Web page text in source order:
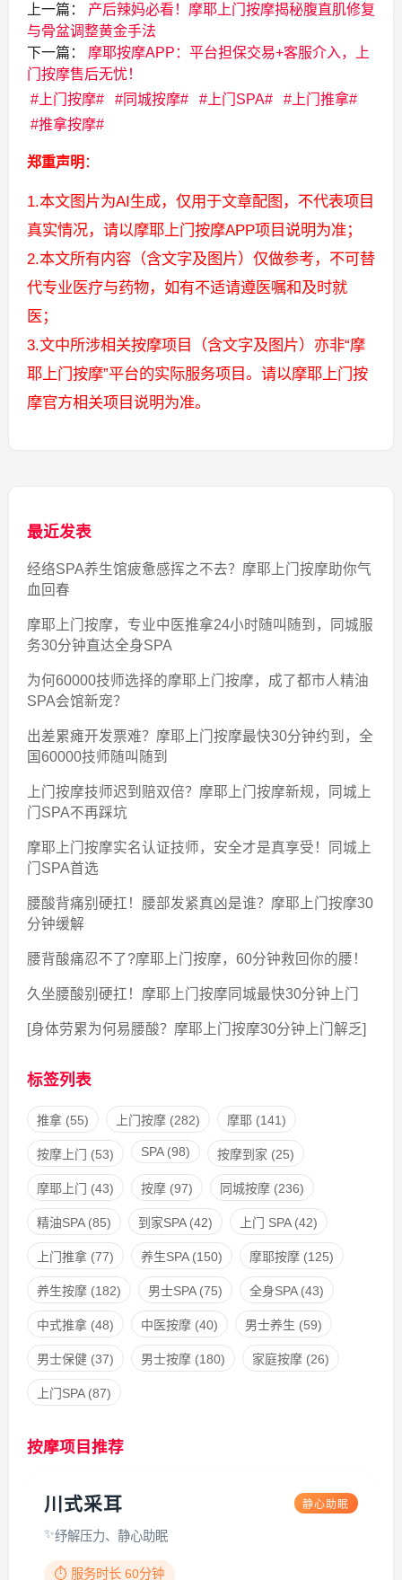
上一篇：
产后辣妈必看！摩耶上门按摩揭秘腹直肌修复
与骨盆调整黄金手法
下一篇：
摩耶按摩APP：平台担保交易+客服介入，上
门按摩售后无忧！
上门按摩
同城按摩 上门SPA
上门推拿
推拿按摩
郑重声明 ：
1.本文图片为AI生成，仅用于文章配图，不代表项目
真实情况，请以摩耶上门按摩APP项目说明为准；
2.本文所有内容（含文字及图片）仅做参考，不可替
代专业医疗与药物，如有不适请遵医嘱和及时就
医；
3.文中所涉相关按摩项目（含文字及图片）亦非“摩
耶上门按摩”平台的实际服务项目。请以摩耶上门按
摩官方相关项目说明为准。
最近发表
经络SPA养生馆疲惫感挥之不去？摩耶上门按摩助你气
血回春
摩耶上门按摩，专业中医推拿24小时随叫随到，同城服
务30分钟直达全身SPA
为何60000技师选择的摩耶上门按摩，成了都市人精油
SPA会馆新宠？
出差累瘫开发票难？摩耶上门按摩最快30分钟约到，全
国60000技师随叫随到
上门按摩技师迟到赔双倍？摩耶上门按摩新规，同城上
门SPA不再踩坑
摩耶上门按摩实名认证技师，安全才是真享受！同城上
门SPA首选
腰酸背痛别硬扛！腰部发紧真凶是谁？摩耶上门按摩30
分钟缓解
腰背酸痛忍不了?摩耶上门按摩，60分钟救回你的腰！
久坐腰酸别硬扛！摩耶上门按摩同城最快30分钟上门
[身体劳累为何易腰酸？摩耶上门按摩30分钟上门解乏]
标签列表
推拿(55) 上门按摩(282) 摩耶(141)
按摩上门 (53) SPA(98) 按摩到家 (25)
摩耶上门 (43) 按摩(97) 同城按摩(236)
精油SPA(85) 到家SPA(42) 上门 SPA(42)
上门推拿(77) 养生SPA(150) 摩耶按摩(125)
养生按摩(182) 男士SPA(75) 全身SPA(43)
中式推拿(48) 中医按摩(40) 男士养生 (59)
男士保健(37) 男士按摩(180) 家庭按摩(26)
上门SPA(87)
按摩项目推荐
川式采耳 静心助眠
纾解压力、静心助眠
⏱️ 服务时长 60分钟